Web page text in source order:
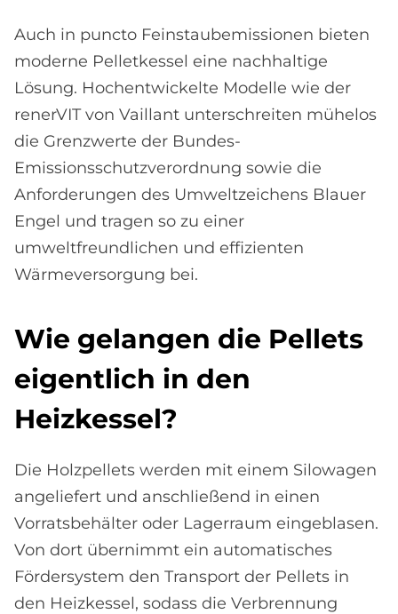
Auch in puncto Feinstaubemissionen bieten
moderne Pelletkessel eine nachhaltige
Lösung. Hochentwickelte Modelle wie der
renerVIT von Vaillant unterschreiten mühelos
die Grenzwerte der Bundes-
Emissionsschutzverordnung sowie die
Anforderungen des Umweltzeichens Blauer
Engel und tragen so zu einer
umweltfreundlichen und effizienten
Wärmeversorgung bei.
Wie ge­lan­gen die Pel­lets
ei­gent­lich in den
Heiz­kes­sel?
Die Holzpellets werden mit einem Silowagen
angeliefert und anschließend in einen
Vorratsbehälter oder Lagerraum eingeblasen.
Von dort übernimmt ein automatisches
Fördersystem den Transport der Pellets in
den Heizkessel, sodass die Verbrennung